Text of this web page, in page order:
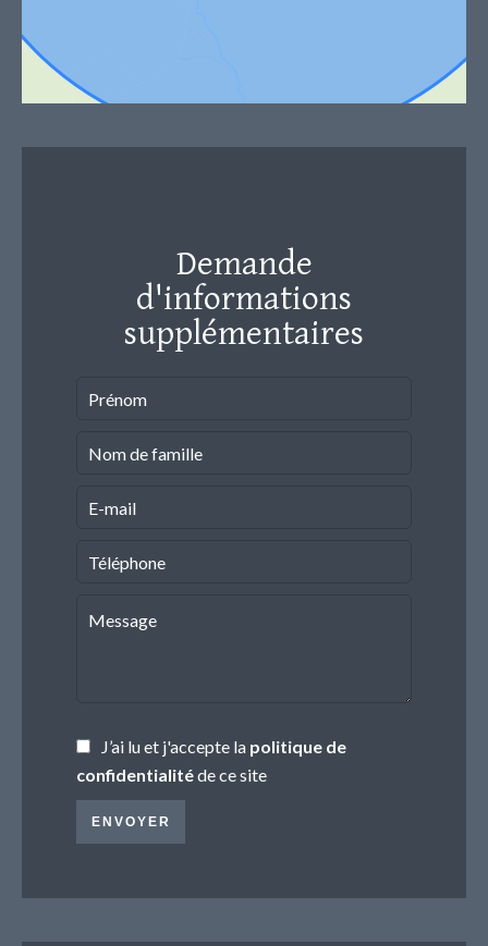
Demande
d'informations
supplémentaires
J’ai lu et j'accepte la politique de
confidentialitéde ce site
ENVOYER